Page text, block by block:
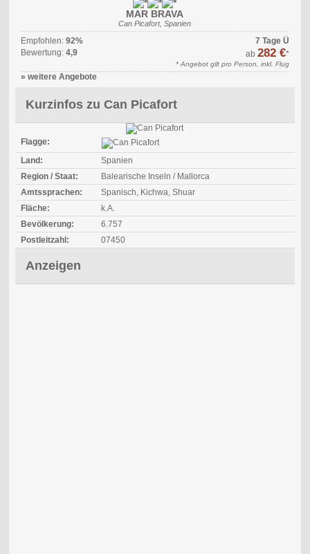
MAR BRAVA
Can Picafort, Spanien
Empfohlen: 92%
Bewertung: 4,9
7 Tage Ü
ab282 €*
* Angebot gilt pro Person, inkl. Flug
» weitere Angebote
Kurzinfos zu Can Picafort
Flagge:
Land:
Spanien
Region / Staat:
Balearische Inseln / Mallorca
Amtssprachen:
Spanisch, Kichwa, Shuar
Fläche:
k.A.
Bevölkerung:
6.757
Postleitzahl:
07450
Anzeigen